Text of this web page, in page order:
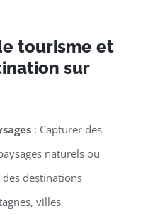
tourisme et
sur
: Capturer des
naturels ou
destinations
villes,